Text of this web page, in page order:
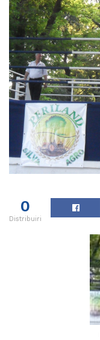
0
Distribuiri